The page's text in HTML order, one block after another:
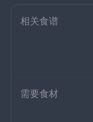
相关食谱
需要食材